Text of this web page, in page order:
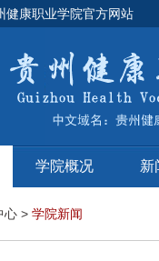
健康职业学院官方网站
学院概况 新
心> 学院新闻